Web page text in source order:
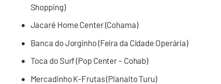
Shopping)
Jacaré Home Center (Cohama)
Banca do Jorginho (Feira da Cidade Operária)
Toca do Surf (Pop Center – Cohab)
Mercadinho K-Frutas (Planalto Turu)